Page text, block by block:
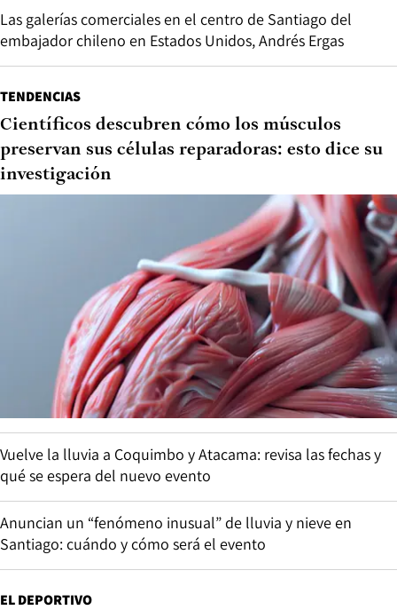
Las galerías comerciales en el centro de Santiago del
embajador chileno en Estados Unidos, Andrés Ergas
TENDENCIAS
Científicos descubren cómo los músculos
preservan sus células reparadoras: esto dice su
investigación
Vuelve la lluvia a Coquimbo y Atacama: revisa las fechas y
qué se espera del nuevo evento
Anuncian un “fenómeno inusual” de lluvia y nieve en
Santiago: cuándo y cómo será el evento
EL DEPORTIVO